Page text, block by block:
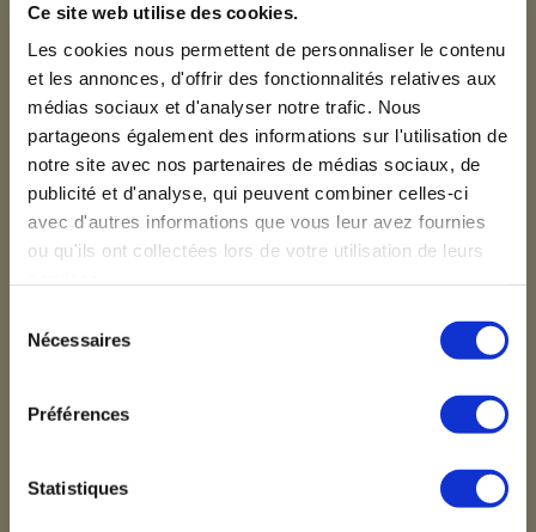
Ce site web utilise des cookies.
Les cookies nous permettent de personnaliser le contenu
et les annonces, d'offrir des fonctionnalités relatives aux
médias sociaux et d'analyser notre trafic. Nous
partageons également des informations sur l'utilisation de
notre site avec nos partenaires de médias sociaux, de
publicité et d'analyse, qui peuvent combiner celles-ci
avec d'autres informations que vous leur avez fournies
ou qu'ils ont collectées lors de votre utilisation de leurs
Nécessaires
Préférences
Statistiques
Le service RH – Les services de
essentiel pour assurer une bonne gestion
LIRE PLUS